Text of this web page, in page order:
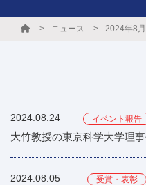
ニュース 2024年8月
2024.08.24 イベント報告
大竹教授の東京科学大学理
2024.08.05 受賞・表彰